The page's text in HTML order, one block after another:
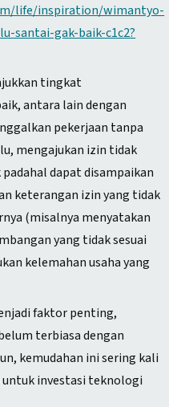
life/inspiration/wimantyo-
santai-gak-baik-c1c2?
tingkat
antara lain dengan
pekerjaan tanpa
mengajukan izin tidak
dapat disampaikan
keterangan izin yang tidak
(misalnya menyatakan
yang tidak sesuai
kelemahan usaha yang
faktor penting,
terbiasa dengan
kemudahan ini sering kali
investasi teknologi